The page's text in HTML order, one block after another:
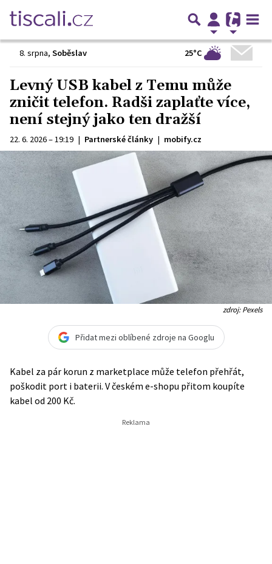
8. srpna, Soběslav 25°C
Levný USB kabel z Temu může
zničit telefon. Radši zaplaťte více,
není stejný jako ten dražší
22. 6. 2026 – 19:19 | Partnerské články | mobify.cz
zdroj: Pexels
Přidat mezi oblíbené zdroje na Googlu
Kabel za pár korun z marketplace může telefon přehřát,
poškodit port i baterii. V českém e-shopu přitom koupíte
kabel od 200 Kč.